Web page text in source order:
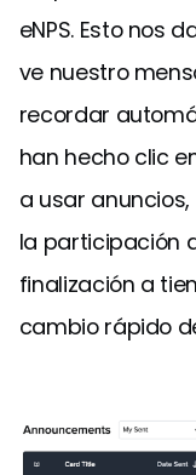
eNPS. Esto nos
ve nuestro
recordar
han hecho clic
a usar
la participación
finalización a
cambio rápido